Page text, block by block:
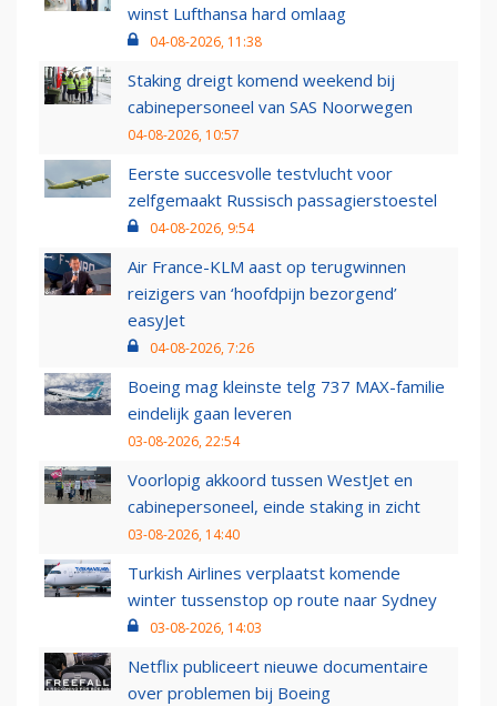
winst Lufthansa hard omlaag
04-08-2026, 11:38
Staking dreigt komend weekend bij
cabinepersoneel van SAS Noorwegen
04-08-2026, 10:57
Eerste succesvolle testvlucht voor
zelfgemaakt Russisch passagierstoestel
04-08-2026, 9:54
Air France-KLM aast op terugwinnen
reizigers van ‘hoofdpijn bezorgend’
easyJet
04-08-2026, 7:26
Boeing mag kleinste telg 737 MAX-familie
eindelijk gaan leveren
03-08-2026, 22:54
Voorlopig akkoord tussen WestJet en
cabinepersoneel, einde staking in zicht
03-08-2026, 14:40
Turkish Airlines verplaatst komende
winter tussenstop op route naar Sydney
03-08-2026, 14:03
Netflix publiceert nieuwe documentaire
over problemen bij Boeing